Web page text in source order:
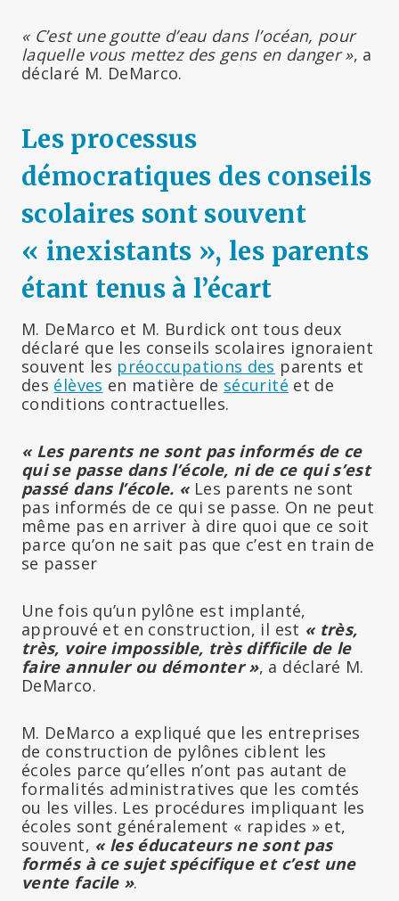
« C’est une goutte d’eau dans l’océan, pour
laquelle vous mettez des gens en danger », a
déclaré M. DeMarco.
Les processus
démocratiques des conseils
scolaires sont souvent
« inexistants », les parents
étant tenus à l’écart
M. DeMarco et M. Burdick ont tous deux
déclaré que les conseils scolaires ignoraient
souvent les préoccupations des parents et
des élèves en matière de sécurité et de
conditions contractuelles.
« Les parents ne sont pas informés de ce
qui se passe dans l’école, ni de ce qui s’est
passé dans l’école. « Les parents ne sont
pas informés de ce qui se passe. On ne peut
même pas en arriver à dire quoi que ce soit
parce qu’on ne sait pas que c’est en train de
se passer
Une fois qu’un pylône est implanté,
approuvé et en construction, il est « très,
très, voire impossible, très difficile de le
faire annuler ou démonter », a déclaré M.
DeMarco.
M. DeMarco a expliqué que les entreprises
de construction de pylônes ciblent les
écoles parce qu’elles n’ont pas autant de
formalités administratives que les comtés
ou les villes. Les procédures impliquant les
écoles sont généralement « rapides » et,
souvent, « les éducateurs ne sont pas
formés à ce sujet spécifique et c’est une
vente facile ».